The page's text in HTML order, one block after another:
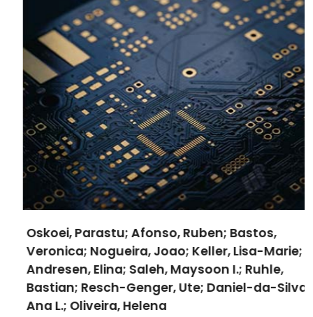
Oskoei, Parastu; Afonso, Ruben; Bastos,
Veronica; Nogueira, Joao; Keller, Lisa-Marie;
Andresen, Elina; Saleh, Maysoon I.; Ruhle,
Bastian; Resch-Genger, Ute; Daniel-da-Silva,
Ana L.; Oliveira, Helena